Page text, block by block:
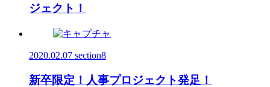
ジェクト！
2020.02.07 section8
新卒限定！人事プロジェクト発足！